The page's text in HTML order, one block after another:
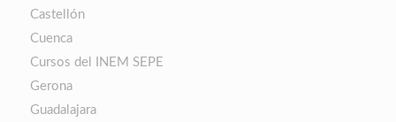
Castellón
Cuenca
Cursos del INEM SEPE
Gerona
Guadalajara